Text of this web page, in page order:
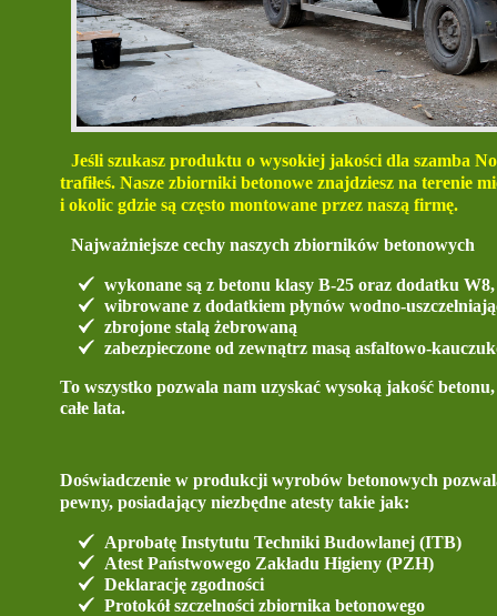
Jeśli szukasz produktu o wysokiej jakości dla szamba
trafiłeś. Nasze zbiorniki betonowe znajdziesz na terenie
i okolic gdzie są często montowane przez naszą firmę.
Najważniejsze cechy naszych zbiorników betonowych
wykonane są z betonu klasy B-25 oraz dodatku W8,
wibrowane z dodatkiem płynów wodno-
zbrojone stalą żebrowaną
zabezpieczone od zewnątrz masą asfaltowo-
To wszystko pozwala nam uzyskać wysoką jakość
całe lata.
Doświadczenie w produkcji wyrobów betonowych
pewny, posiadający niezbędne atesty takie jak:
Aprobatę Instytutu Techniki Budowlanej (ITB)
Atest Państwowego Zakładu Higieny (PZH)
Deklarację zgodności
Protokół szczelności zbiornika betonowego